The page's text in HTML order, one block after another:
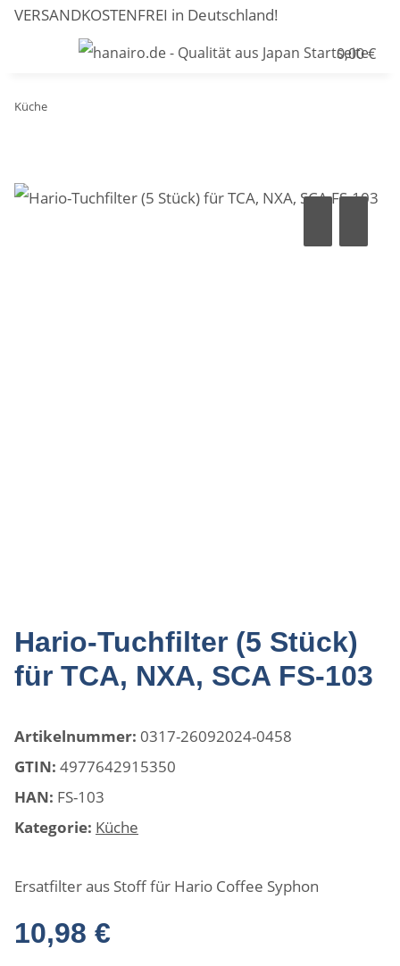
VERSANDKOSTENFREI in Deutschland!
0,00 €
Küche
Hario-Tuchfilter (5 Stück)
für TCA, NXA, SCA FS-103
Artikelnummer: 0317-26092024-0458
GTIN: 4977642915350
HAN: FS-103
Kategorie: Küche
Ersatfilter aus Stoff für Hario Coffee Syphon
10,98 €